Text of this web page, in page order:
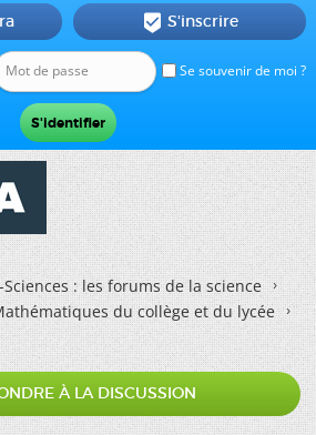
Se souvenir de moi ?
 S'inscrire
: les forums de la science
du collège et du lycée
À LA DISCUSSION